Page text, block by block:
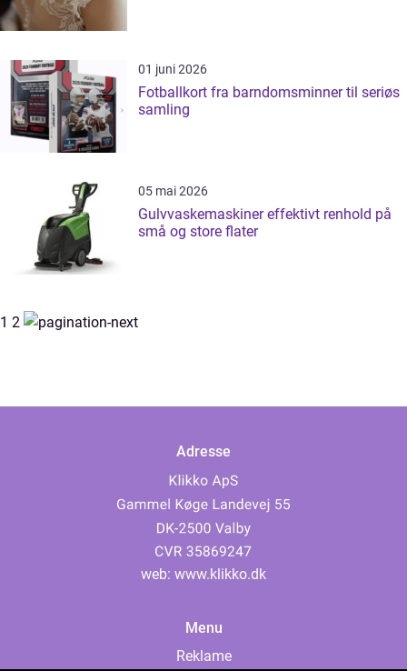
01 juni 2026
Fotballkort fra barndomsminner til seriøs
samling
05 mai 2026
Gulvvaskemaskiner effektivt renhold på
små og store flater
1 2
Adresse
web: www.klikko.dk
Menu
Reklame